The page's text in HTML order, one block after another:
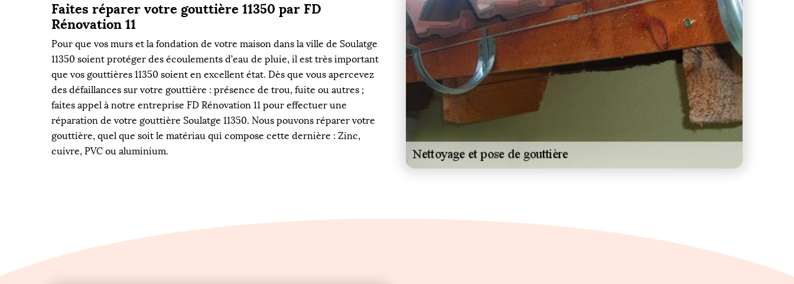
Faites réparer votre gouttière 11350 par FD
Rénovation 11
Pour que vos murs et la fondation de votre maison dans la ville de Soulatge
11350 soient protéger des écoulements d’eau de pluie, il est très important
que vos gouttières 11350 soient en excellent état. Dès que vous apercevez
des défaillances sur votre gouttière : présence de trou, fuite ou autres ;
faites appel à notre entreprise FD Rénovation 11 pour effectuer une
réparation de votre gouttière Soulatge 11350. Nous pouvons réparer votre
gouttière, quel que soit le matériau qui compose cette dernière : Zinc,
cuivre, PVC ou aluminium.